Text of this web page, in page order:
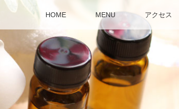
HOME MENU アクセス